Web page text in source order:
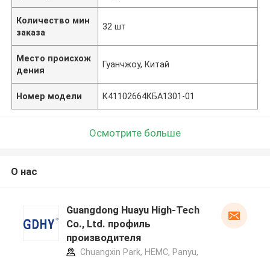
Количество мин
заказа
32 шт
Место происхож
дения
Гуанчжоу, Китай
Номер модели К41102664КБА1301-01
Осмотрите больше
О нас
Guangdong Huayu High-Tech
Co., Ltd. профиль
производителя
Chuangxin Park, HEMC, Panyu,